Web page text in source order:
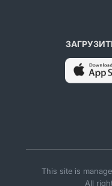
This site is
All